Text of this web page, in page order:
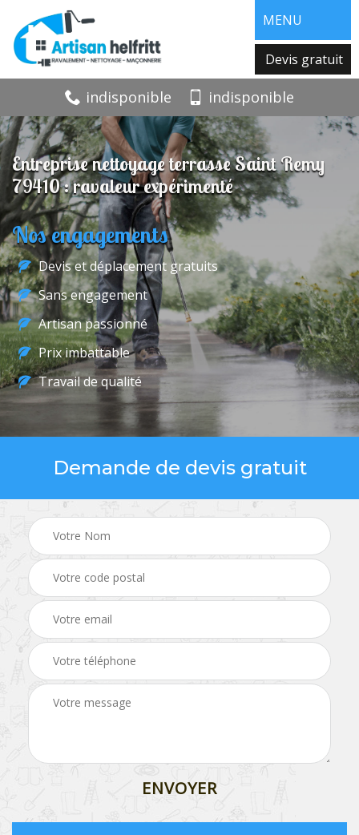
MENU
Devis gratuit
indisponible indisponible
Entreprise nettoyage terrasse Saint Remy
79410 : ravaleur expérimenté
Nos engagements
Devis et déplacement gratuits
Sans engagement
Artisan passionné
Prix imbattable
Travail de qualité
Demande de devis gratuit